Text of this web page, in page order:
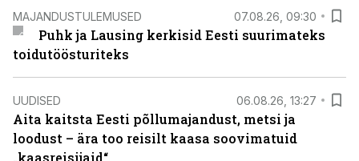
MAJANDUSTULEMUSED 07.08.26, 09:30
Puhk ja Lausing kerkisid Eesti suurimateks
toidutöösturiteks
UUDISED 06.08.26, 13:27
Aita kaitsta Eesti põllumajandust, metsi ja
loodust – ära too reisilt kaasa soovimatuid
„kaasreisijaid“